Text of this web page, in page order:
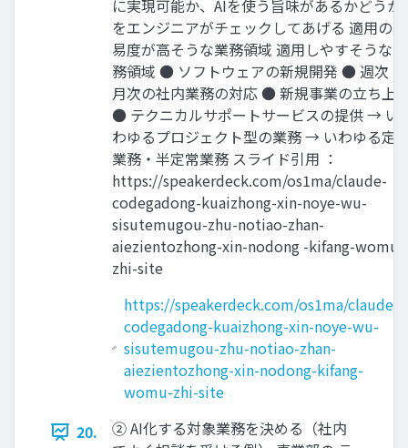
に実現可能か、AIを使う旨味があるかどうか
をエンジニアがチェックしてあげる 適用の難
易度が高そうな業務領域 適用しやすそうな業
務領域 ● ソフトウェアの新規開発 ● 週次・
月次の社内業務の対応 ● 新規事業の立ち上
● テクニカルサポートサービスの提供 → い
わゆるプロジェクト型の業務 → いわゆる定
業務・半定常業務 スライド引用 ：
https://speakerdeck.com/os1ma/claude-
codegadong-kuaizhong-xin-noye-wu-
sisutemugou-zhu-notiao-zhan-
aiezientozhong-xin-nodong -kifang-womu-
zhi-site
https://speakerdeck.com/os1ma/claude-
codegadong-kuaizhong-xin-noye-wu-
sisutemugou-zhu-notiao-zhan-
aiezientozhong-xin-nodong-kifang-
womu-zhi-site
20.
② AI化する対象業務を決める（社内